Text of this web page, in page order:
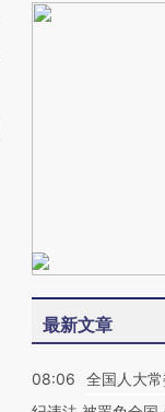
最新文章
08:06
全国人大